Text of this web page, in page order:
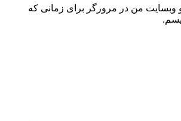
و وبسایت من در مرورگر برای زمانی که